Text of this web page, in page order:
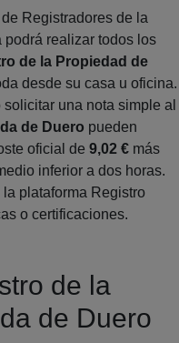
Registradores de la
podrá realizar todos los
de la Propiedad de
desde su casa u oficina.
una nota simple al
de Duero pueden
oficial de 9,02 € más
inferior a dos horas.
plataforma Registro
o certificaciones.
de la
de Duero